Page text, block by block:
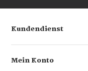
Kundendienst
Mein Konto